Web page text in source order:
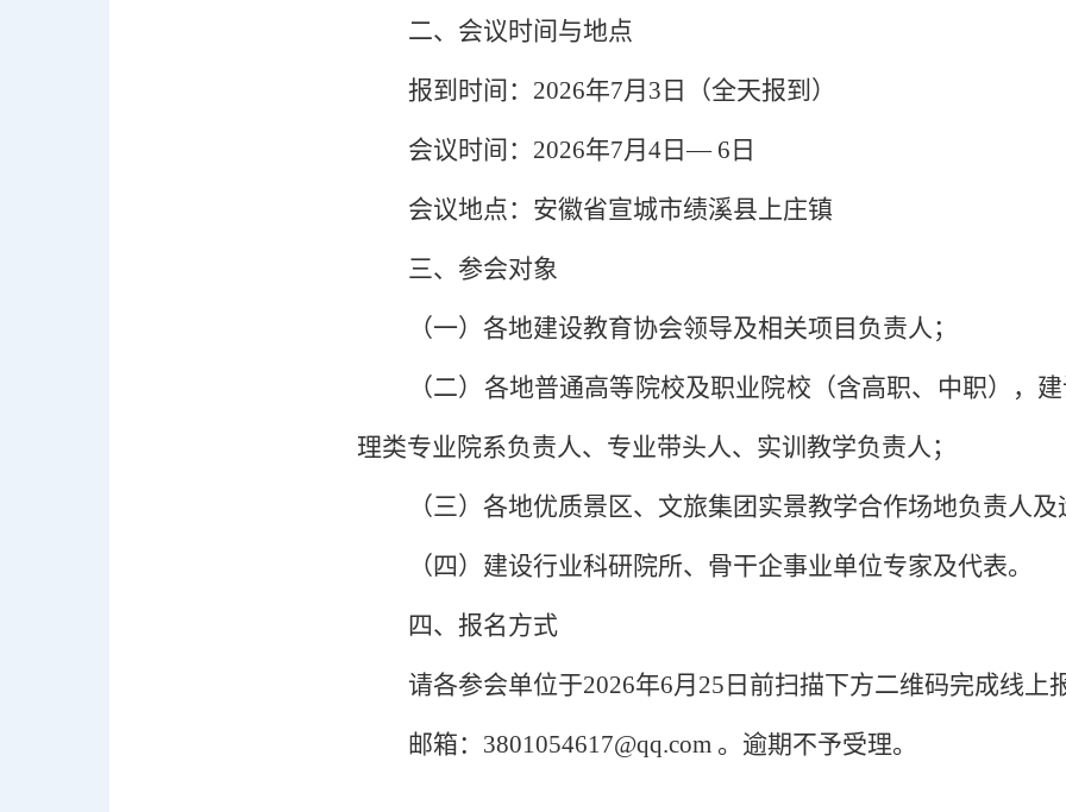
二、会议时间与地点
报到时间： 2026年7月3日（全天报到）
会议时间： 2026年7月4日— 6日
会议地点：安徽省宣城市绩溪县上庄镇
三、参会对象
（一） 各地建设教育协会领导及相关项目负责人；
（二） 各地普通高等院校及职业院校（含高职、中职），
理类专业院系负责人、专业带头人、实训教学负责人；
（三） 各地优质景区、文旅集团实景教学合作场地负责人及
（四） 建设行业科研院所、骨干企事业单位专家及代表。
四、报名方式
请各参会单位于2026年6月25日前扫描下方二维码完成线上
邮箱： 3801054617@qq.com 。逾期不予受理。